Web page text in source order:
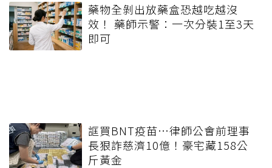
藥物全剝出放藥盒恐越吃越沒
效！ 藥師示警：一次分裝1至3天
即可
誆買BNT疫苗…律師公會前理事
長狠詐慈濟10億！豪宅藏158公
斤黃金